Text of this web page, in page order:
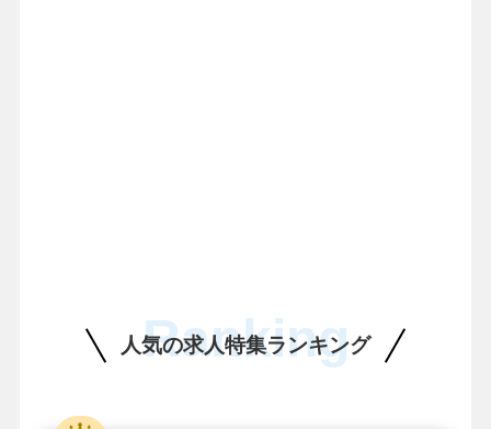
人気の求人特集ランキング
Ranking